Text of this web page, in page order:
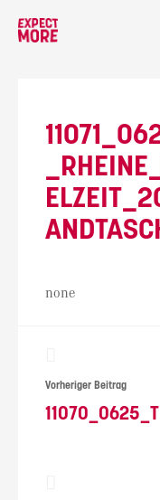
none
Vorheriger Beitrag